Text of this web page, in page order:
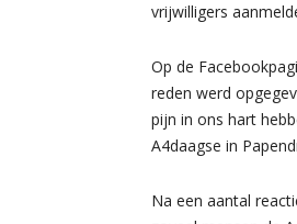
vrijwilligers
Op de
reden werd
pijn in ons hart
A4daagse in
Na een aantal